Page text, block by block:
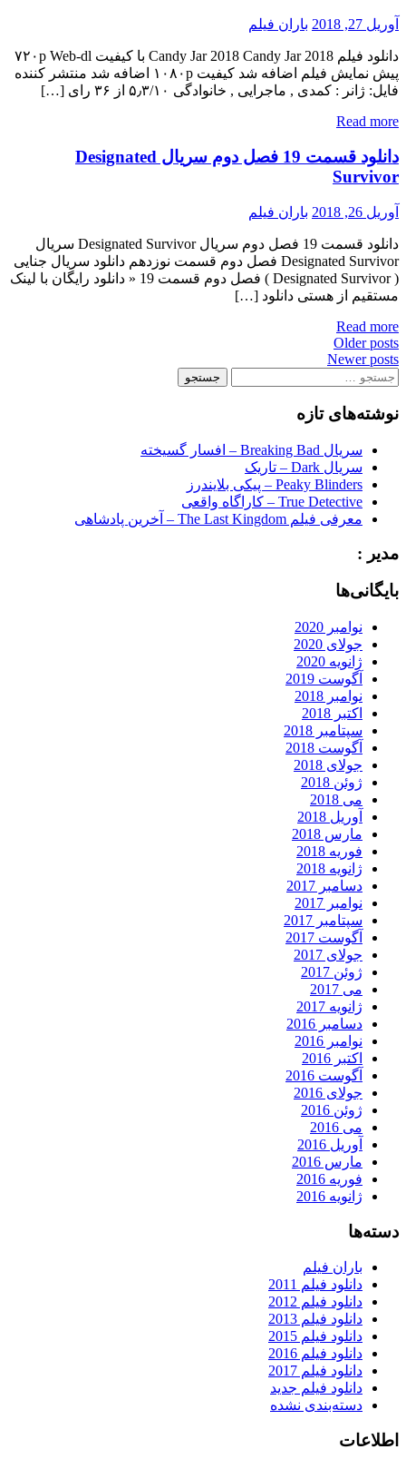
آوریل 27, 2018 باران فیلم
دانلود فیلم Candy Jar 2018 Candy Jar 2018 با کیفیت ۷۲۰p Web-dl
پیش نمایش فیلم اضافه شد کیفیت ۱۰۸۰p اضافه شد منتشر کننده
فایل: ژانر : کمدی , ماجرایی , خانوادگی ۵٫۳/۱۰ از ۳۶ رای […]
Read more
دانلود قسمت 19 فصل دوم سریال Designated
Survivor
آوریل 26, 2018 باران فیلم
دانلود قسمت 19 فصل دوم سریال Designated Survivor سریال
Designated Survivor فصل دوم قسمت نوزدهم دانلود سریال جنایی
( Designated Survivor ) فصل دوم قسمت 19 « دانلود رایگان با لینک
مستقیم از هستی دانلود […]
Read more
Posts
navigation
Older posts
Newer posts
جستجو
نوشته‌های تازه
سریال Breaking Bad – افسار گسیخته
سریال Dark – تاریک
Peaky Blinders – پیکی بلایندرز
True Detective – کاراگاه واقعی
معرفی فیلم The Last Kingdom – آخرین پادشاهی
مدیر :
بایگانی‌ها
نوامبر 2020
جولای 2020
ژانویه 2020
آگوست 2019
نوامبر 2018
اکتبر 2018
سپتامبر 2018
آگوست 2018
جولای 2018
ژوئن 2018
می 2018
آوریل 2018
مارس 2018
فوریه 2018
ژانویه 2018
دسامبر 2017
نوامبر 2017
سپتامبر 2017
آگوست 2017
جولای 2017
ژوئن 2017
می 2017
ژانویه 2017
دسامبر 2016
نوامبر 2016
اکتبر 2016
آگوست 2016
جولای 2016
ژوئن 2016
می 2016
آوریل 2016
مارس 2016
فوریه 2016
ژانویه 2016
دسته‌ها
باران فیلم
دانلود فیلم 2011
دانلود فیلم 2012
دانلود فیلم 2013
دانلود فیلم 2015
دانلود فیلم 2016
دانلود فیلم 2017
دانلود فیلم جدید
دسته‌بندی نشده
اطلاعات